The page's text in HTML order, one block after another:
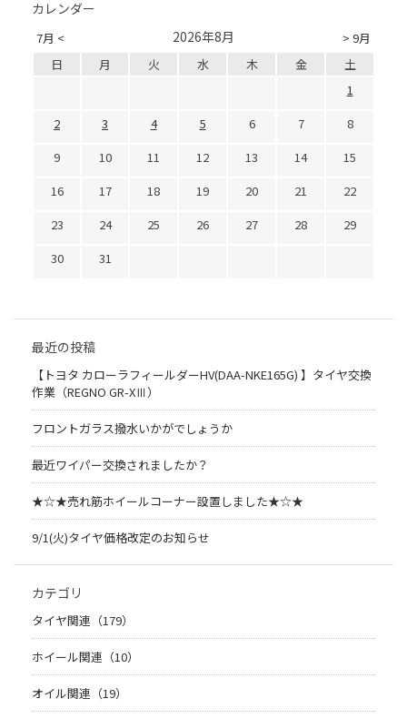
カレンダー
7月 < > 9月
2026年8月
日 月 火 水 木 金
土
1
2
3 4 5 6 7
8
9
10 11 12 13 14
15
16
17 18 19 20 21
22
23
24 25 26 27 28
29
30
31
最近の投稿
【トヨタ カローラフィールダーHV(DAA-NKE165G) 】タイヤ交換
作業（REGNO GR-XⅢ）
フロントガラス撥水いかがでしょうか
最近ワイパー交換されましたか？
★☆★売れ筋ホイールコーナー設置しました★☆★
9/1(火)タイヤ価格改定のお知らせ
カテゴリ
タイヤ関連（179）
ホイール関連（10）
オイル関連（19）